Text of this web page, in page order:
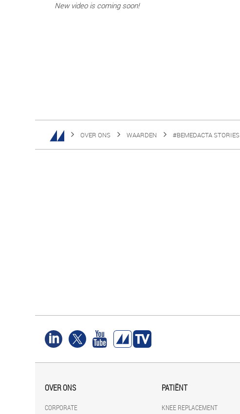
New video is coming soon!
OVER ONS WAARDEN #BEMEDACTA STORIES
OVER ONS
CORPORATE
PATIËNT
KNEE REPLACEMENT